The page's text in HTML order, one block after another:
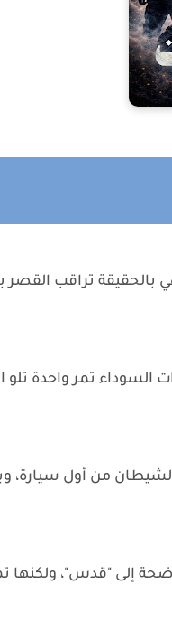
بالحقيقة تراقب القصر
تمر واحدة تلو
من أول سيارة،
إلى "قدس"، ولكنها